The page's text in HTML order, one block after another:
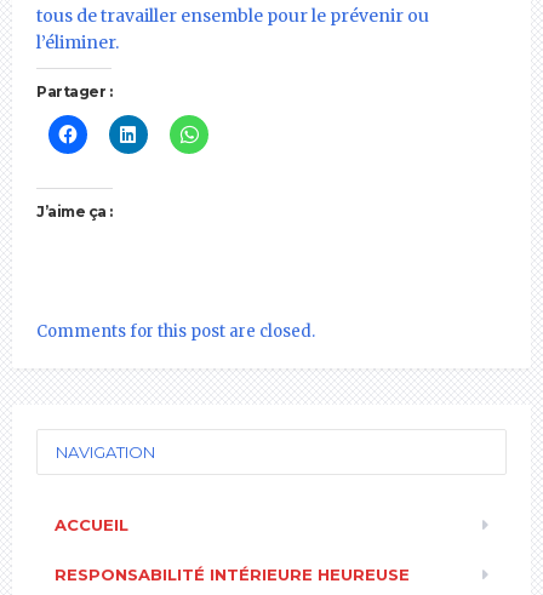
tous de travailler ensemble pour le prévenir ou
l’éliminer.
Partager :
J’aime ça :
Comments for this post are closed.
NAVIGATION
ACCUEIL
RESPONSABILITÉ INTÉRIEURE HEUREUSE